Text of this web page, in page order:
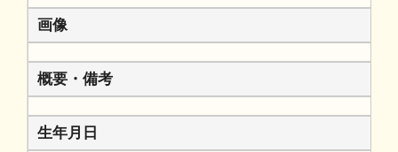
画像
概要・備考
生年月日